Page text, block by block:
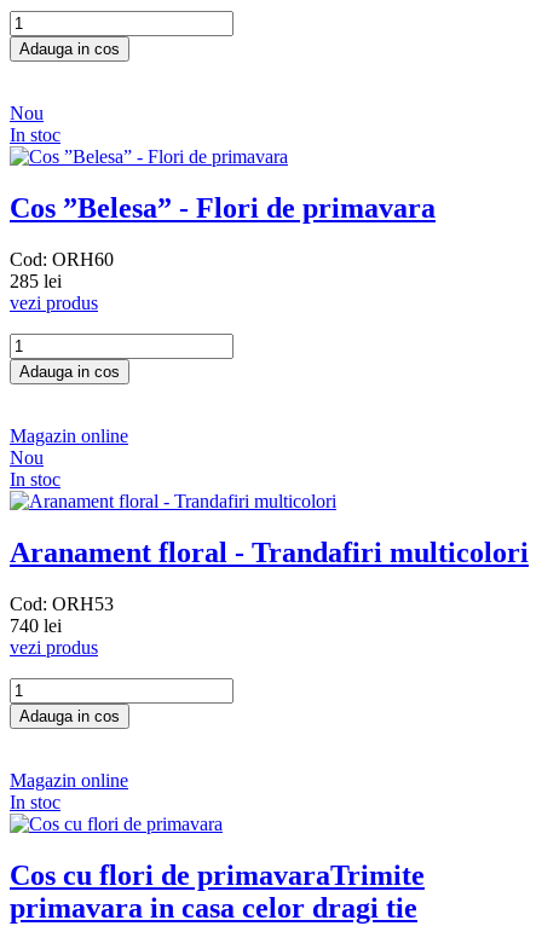
Nou
In stoc
Cos ”Belesa” - Flori de primavara
Cod: ORH60
285 lei
vezi produs
Magazin online
Nou
In stoc
Aranament floral - Trandafiri multicolori
Cod: ORH53
740 lei
vezi produs
Magazin online
In stoc
Cos cu flori de primavaraTrimite
primavara in casa celor dragi tie